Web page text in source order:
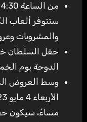
ستتوفر ألعاب
والمشروبات
حفل السلطان
الدوحة يوم الخميس 5
وسط العروض
مساءً، سيكون